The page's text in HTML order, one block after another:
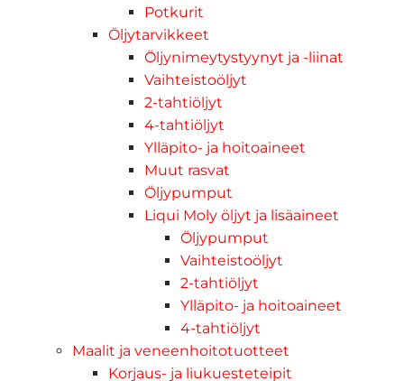
Potkurit
Öljytarvikkeet
Öljynimeytystyynyt ja -liinat
Vaihteistoöljyt
2-tahtiöljyt
4-tahtiöljyt
Ylläpito- ja hoitoaineet
Muut rasvat
Öljypumput
Liqui Moly öljyt ja lisäaineet
Öljypumput
Vaihteistoöljyt
2-tahtiöljyt
Ylläpito- ja hoitoaineet
4-tahtiöljyt
Maalit ja veneenhoitotuotteet
Korjaus- ja liukuesteteipit